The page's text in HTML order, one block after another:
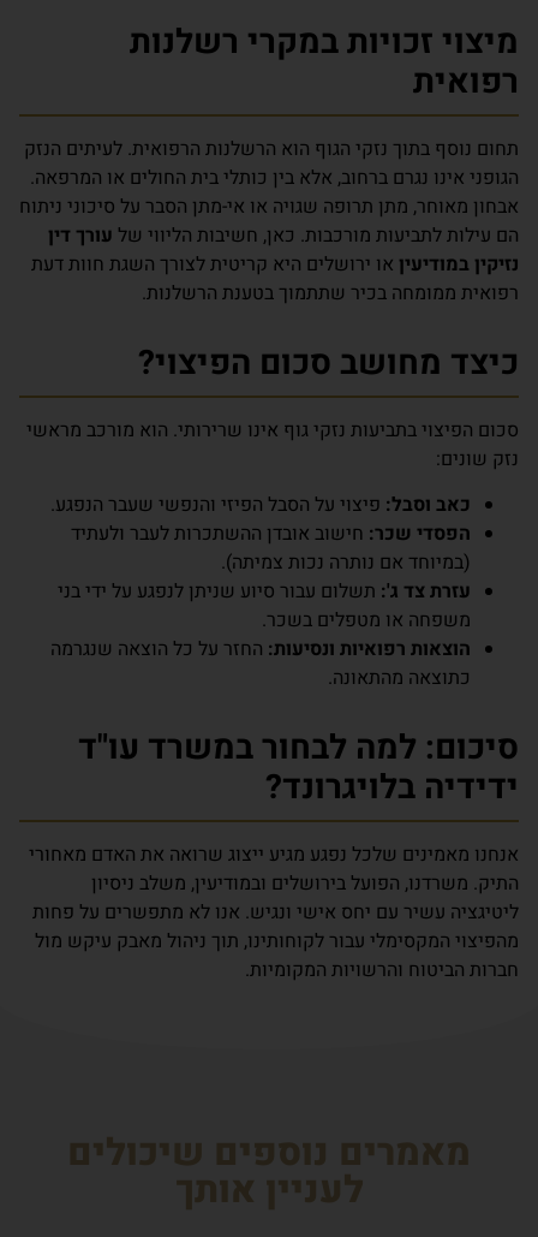
מיצוי זכויות במקרי רשלנות
רפואית
תחום נוסף בתוך נזקי הגוף הוא הרשלנות הרפואית. לעיתים הנזק
הגופני אינו נגרם ברחוב, אלא בין כותלי בית החולים או המרפאה.
אבחון מאוחר, מתן תרופה שגויה או אי-מתן הסבר על סיכוני ניתוח
הם עילות לתביעות מורכבות. כאן, חשיבות הליווי של עורך דין
נזיקין במודיעין או ירושלים היא קריטית לצורך השגת חוות דעת
רפואית ממומחה בכיר שתתמוך בטענת הרשלנות.
כיצד מחושב סכום הפיצוי?
סכום הפיצוי בתביעות נזקי גוף אינו שרירותי. הוא מורכב מראשי
נזק שונים:
כאב וסבל: פיצוי על הסבל הפיזי והנפשי שעבר הנפגע.
הפסדי שכר: חישוב אובדן ההשתכרות לעבר ולעתיד
(במיוחד אם נותרה נכות צמיתה).
עזרת צד ג': תשלום עבור סיוע שניתן לנפגע על ידי בני
משפחה או מטפלים בשכר.
הוצאות רפואיות ונסיעות: החזר על כל הוצאה שנגרמה
כתוצאה מהתאונה.
סיכום: למה לבחור במשרד עו"ד
ידידיה בלויגרונד?
אנחנו מאמינים שלכל נפגע מגיע ייצוג שרואה את האדם מאחורי
התיק. משרדנו, הפועל בירושלים ובמודיעין, משלב ניסיון
ליטיגציה עשיר עם יחס אישי ונגיש. אנו לא מתפשרים על פחות
מהפיצוי המקסימלי עבור לקוחותינו, תוך ניהול מאבק עיקש מול
חברות הביטוח והרשויות המקומיות.
מאמרים נוספים שיכולים
לעניין אותך